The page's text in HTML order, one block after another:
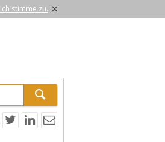
Ich stimme zu. ×